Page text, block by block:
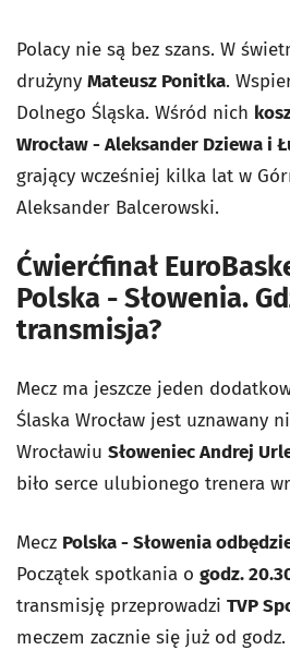
Polacy nie są bez szans. W
drużyny Mateusz Ponitka.
Dolnego Śląska. Wśród nich
Wrocław - Aleksander Dziewa i
grający wcześniej kilka lat w
Aleksander Balcerowski.
Ćwierćfinał
Polska - Słowenia.
transmisja?
Mecz ma jeszcze jeden
Ślaska Wrocław jest uznawany
Wrocławiu Słoweniec Andrej
biło serce ulubionego trenera
Mecz Polska - Słowenia
Początek spotkania o godz.
transmisję przeprowadzi TVP
meczem zacznie się już od